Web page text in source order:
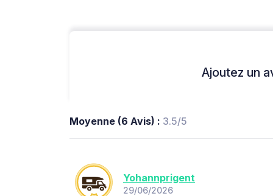
Ajoutez un
Moyenne (6 Avis) : 3.5/5
Yohannprigent
29/06/2026